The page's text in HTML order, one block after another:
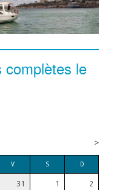
complètes le
>
V S D
31 1 2